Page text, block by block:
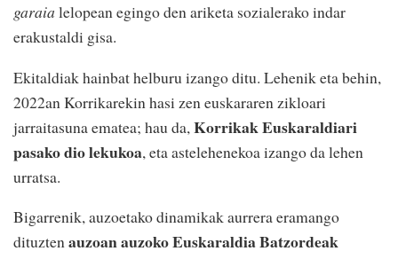
garaia lelopean egingo den ariketa sozialerako indar
erakustaldi gisa.
Ekitaldiak hainbat helburu izango ditu. Lehenik eta behin,
2022an Korrikarekin hasi zen euskararen zikloari
jarraitasuna ematea; hau da, Korrikak Euskaraldiari
pasako dio lekukoa, eta astelehenekoa izango da lehen
urratsa.
Bigarrenik, auzoetako dinamikak aurrera eramango
dituztenauzoan auzoko Euskaraldia Batzordeak